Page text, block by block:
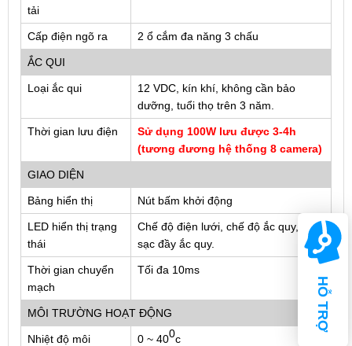
HỖ TRỢ
tải
Cấp điện ngõ ra 2 ổ cắm đa năng 3 chấu
ẮC QUI
Loại ắc qui
12 VDC, kín khí, không cần bảo
dưỡng, tuổi thọ trên 3 năm.
Thời gian lưu điện
Sử dụng 100W lưu được 3-4h
(tương đương hệ thống 8 camera)
GIAO DIỆN
Bảng hiển thị Nút bấm khởi động
LED hiển thị trạng
thái
Chế độ điện lưới, chế độ ắc quy, báo
sạc đầy ắc quy.
Thời gian chuyển
mạch
Tối đa 10ms
MÔI TRƯỜNG HOẠT ĐỘNG
Nhiệt độ môi
0 ~ 400c